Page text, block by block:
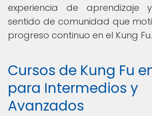
experiencia de aprendizaje
sentido de comunidad que
progreso continuo en el Kung Fu.
Cursos de Kung Fu
para Intermedios y
Avanzados